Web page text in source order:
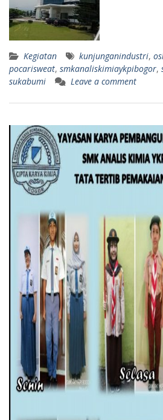
Kegiatan kunjunganindustri,
pocarisweat, smkanaliskimiaykpibogor,
sukabumi
Leave a comment